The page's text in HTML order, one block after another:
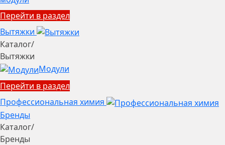
Перейти в раздел
Вытяжки
Каталог/
Вытяжки
Модули
Перейти в раздел
Профессиональная химия
Бренды
Каталог/
Бренды